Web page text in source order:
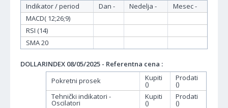
Indikator / period
Dan - Nedelja -
Mesec -
MACD( 12;26;9)
RSI (14)
SMA 20
DOLLARINDEX 08/05/2025 - Referentna cena :
Pokretni prosek
Kupiti
()
Prodati
()
Tehnički indikatori -
Oscilatori
Kupiti
()
Prodati
()